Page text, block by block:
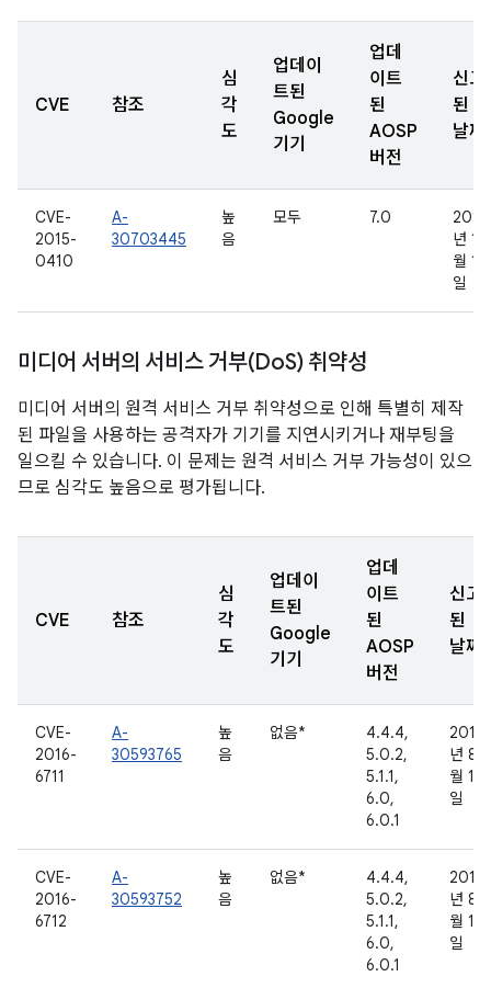
CVE 참조
심
각
도
업데이
트된
Google
기기
업데
이트
된
AOSP
버전
신고
된
날짜
CVE-
2015-
0410
A-
30703445
높
음
모두 7.0
2015
년 1
월 16
일
미디어 서버의 서비스 거부(DoS) 취약성
미디어 서버의 원격 서비스 거부 취약성으로 인해 특별히 제작
된 파일을 사용하는 공격자가 기기를 지연시키거나 재부팅을
일으킬 수 있습니다. 이 문제는 원격 서비스 거부 가능성이 있으
므로 심각도 높음으로 평가됩니다.
CVE 참조
심
각
도
업데이
트된
Google
기기
업데
이트
된
AOSP
버전
신고
된
날짜
CVE-
2016-
6711
A-
30593765
높
음
없음*
4.4.4,
5.0.2,
5.1.1,
6.0,
6.0.1
2016
년 8
월 1
일
CVE-
2016-
6712
A-
30593752
높
음
없음*
4.4.4,
5.0.2,
5.1.1,
6.0,
6.0.1
2016
년 8
월 1
일